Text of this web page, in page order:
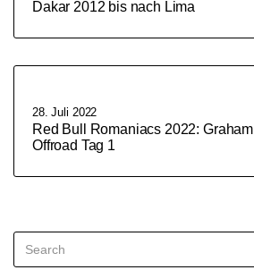
Dakar 2012 bis nach Lima
28. Juli 2022
Red Bull Romaniacs 2022:
Offroad Tag 1
for: